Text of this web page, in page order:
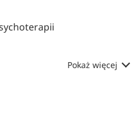
Pokaż więcej